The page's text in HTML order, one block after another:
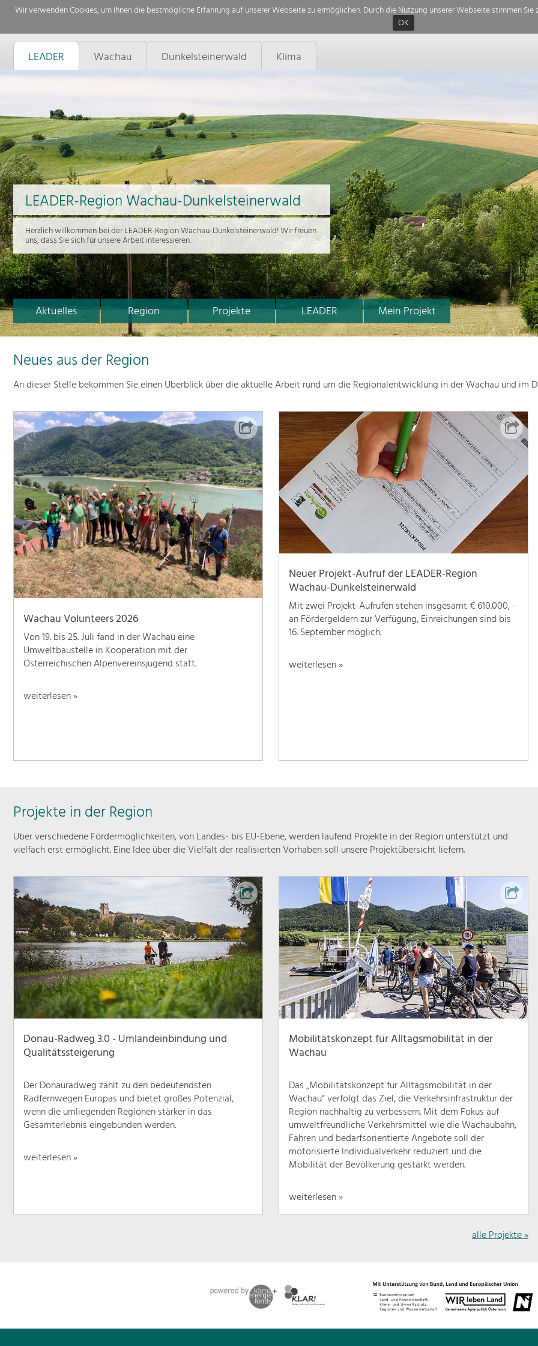
Wir verwenden Cookies, um Ihnen die bestmögliche Erfahrung auf unserer Webseite zu ermöglichen. Durch die Nutzung unserer Webseite stimmen
OK
LEADER Wachau Dunkelsteinerwald Klima
Aktuelles Region Projekte LEADER Mein Projekt
LEADER-Region Wachau-Dunkelsteinerwald
Herzlich willkommen bei der LEADER-Region Wachau-Dunkelsteinerwald! Wir freuen
uns, dass Sie sich für unsere Arbeit interessieren.
Neues aus der Region
An dieser Stelle bekommen Sie einen Überblick über die aktuelle Arbeit rund um die Regionalentwicklung in der Wachau und im
Wachau Volunteers 2026
Von 19. bis 25. Juli fand in der Wachau eine
Umweltbaustelle in Kooperation mit der
Österreichischen Alpenvereinsjugend statt.
weiterlesen »
Neuer Projekt-Aufruf der LEADER-Region
Wachau-Dunkelsteinerwald
Mit zwei Projekt-Aufrufen stehen insgesamt € 610.000, -
an Fördergeldern zur Verfügung, Einreichungen sind bis
16. September möglich.
weiterlesen »
Projekte in der Region
Über verschiedene Fördermöglichkeiten, von Landes- bis EU-Ebene, werden laufend Projekte in der Region unterstützt und
vielfach erst ermöglicht. Eine Idee über die Vielfalt der realisierten Vorhaben soll unsere Projektübersicht liefern.
Donau-Radweg 3.0 - Umlandeinbindung und
Qualitätssteigerung
Der Donauradweg zählt zu den bedeutendsten
Radfernwegen Europas und bietet großes Potenzial,
wenn die umliegenden Regionen stärker in das
Gesamterlebnis eingebunden werden.
weiterlesen »
Mobilitätskonzept für Alltagsmobilität in der
Wachau
Das „Mobilitätskonzept für Alltagsmobilität in der
Wachau“ verfolgt das Ziel, die Verkehrsinfrastruktur der
Region nachhaltig zu verbessern. Mit dem Fokus auf
umweltfreundliche Verkehrsmittel wie die Wachaubahn,
Fähren und bedarfsorientierte Angebote soll der
motorisierte Individualverkehr reduziert und die
Mobilität der Bevölkerung gestärkt werden.
weiterlesen »
alle Projekte »